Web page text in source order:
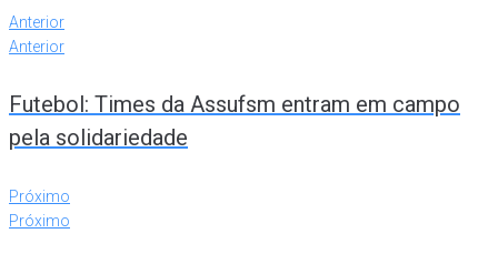
Anterior
Anterior
Futebol: Times da Assufsm entram em campo
pela solidariedade
Próximo
Próximo